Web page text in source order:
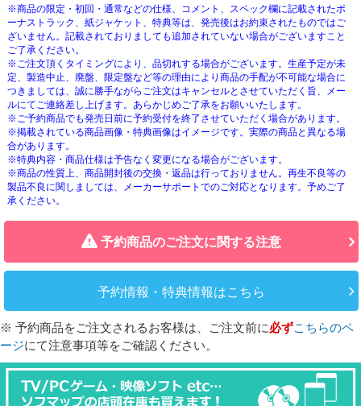
※商品の限定・初回・通常などの仕様、コメント、スペック欄に記載されたボ
ーナストラック、紙ジャケット、特典等は、発売後はお約束されたものではご
ざいません。記載されておりましても追加されていない場合がございますこと
ご了承ください。
※ご注文頂くタイミングにより、品切れする場合がございます。生産予定が未
定、製造中止、廃盤、限定盤など等の理由により商品の手配が不可能な場合に
つきましては、誠に勝手ながらご注文はキャンセルとさせていただく旨、メー
ルにてご連絡差し上げます。あらかじめご了承をお願いいたします。
※ご予約商品でも発売日前に予約受付を終了させていただく場合があります。
※掲載されている商品画像・特典画像はイメージです。実際の商品と異なる場
合があります。
※特典内容・商品仕様は予告なく変更になる場合がございます。
※商品の性質上、商品開封後の交換・返品は行っておりません。再生不良等の
製品不良に関しましては、メーカーサポートでのご対応となります。予めご了
承ください。
予約商品のご注文に関する注意
予約情報・特典情報はこちら
※ 予約商品をご注文されるお客様は、ご注文前に必ずこちらのペ
ージにて注意事項等をご確認ください。